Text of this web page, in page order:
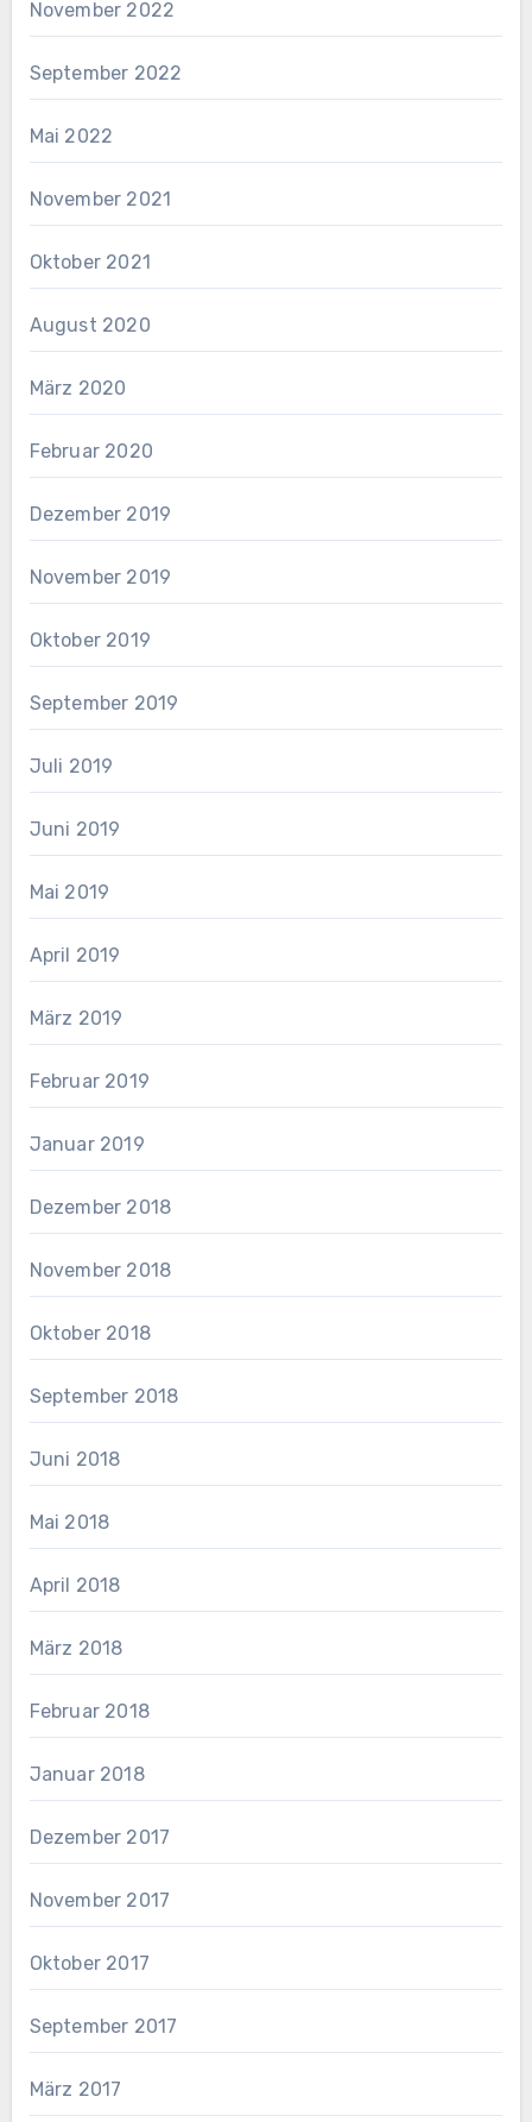
November 2022
September 2022
Mai 2022
November 2021
Oktober 2021
August 2020
März 2020
Februar 2020
Dezember 2019
November 2019
Oktober 2019
September 2019
Juli 2019
Juni 2019
Mai 2019
April 2019
März 2019
Februar 2019
Januar 2019
Dezember 2018
November 2018
Oktober 2018
September 2018
Juni 2018
Mai 2018
April 2018
März 2018
Februar 2018
Januar 2018
Dezember 2017
November 2017
Oktober 2017
September 2017
März 2017